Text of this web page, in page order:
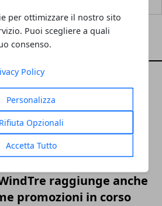
per ottimizzare il nostro sito
Puoi scegliere a quali
consenso.
Policy
Personalizza
Rifiuta Opzionali
Accetta Tutto
raggiunge anche
promozioni in corso